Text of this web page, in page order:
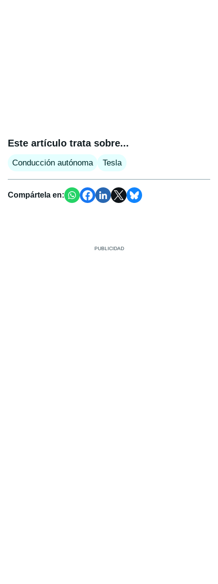
Este artículo trata sobre...
Conducción autónoma Tesla
Compártela en: